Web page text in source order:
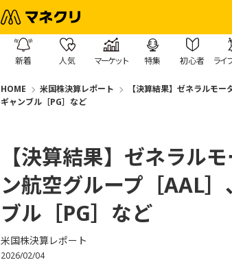
新着 人気 マーケット 特集 初心者 ライ
HOME 米国株決算レポート
【決算結果】ゼネラルモ
ギャンブル［PG］など
【決算結果】ゼネラル
ン航空グループ［AAL
ブル［PG］など
米国株決算レポート
2026/02/04